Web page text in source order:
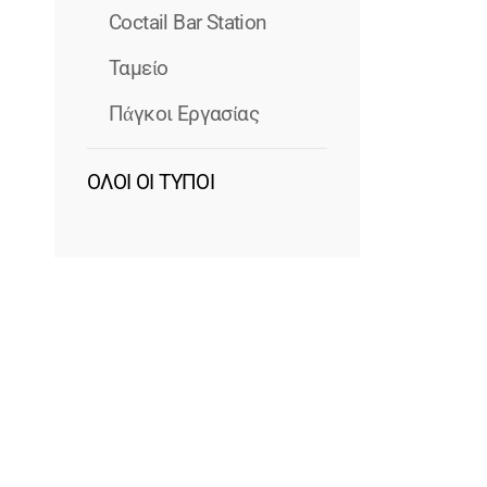
Coctail Bar Station
Ταμείο
Πάγκοι Εργασίας
ΟΛΟΙ ΟΙ ΤΥΠΟΙ